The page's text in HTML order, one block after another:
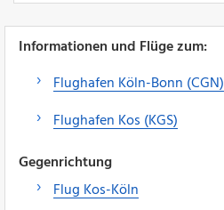
Informationen und Flüge zum:
Flughafen Köln-Bonn (CGN)
Flughafen Kos (KGS)
Gegenrichtung
Flug Kos-Köln